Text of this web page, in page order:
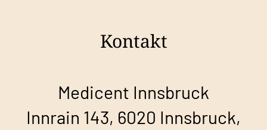
Kontakt
Medicent Innsbruck
Innrain 143, 6020 Innsbruck,